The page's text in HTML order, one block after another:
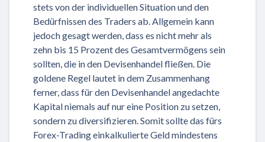
stets von der individuellen Situation und den
Bedürfnissen des Traders ab. Allgemein kann
jedoch gesagt werden, dass es nicht mehr als
zehn bis 15 Prozent des Gesamtvermögens sein
sollten, die in den Devisenhandel fließen. Die
goldene Regel lautet in dem Zusammenhang
ferner, dass für den Devisenhandel angedachte
Kapital niemals auf nur eine Position zu setzen,
sondern zu diversifizieren. Somit sollte das fürs
Forex-Trading einkalkulierte Geld mindestens